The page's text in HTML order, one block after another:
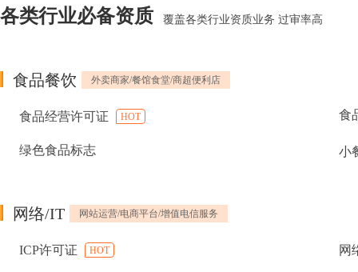
各类行业必备资质 覆盖各类行业资质业务 过审率高
食品餐饮 外卖商家/餐馆食堂/商超便利店
食品经营许可证 HOT 食
绿色食品标志 小
网络/IT 网站运营/电商平台/增值电信服务
ICP许可证 HOT 网